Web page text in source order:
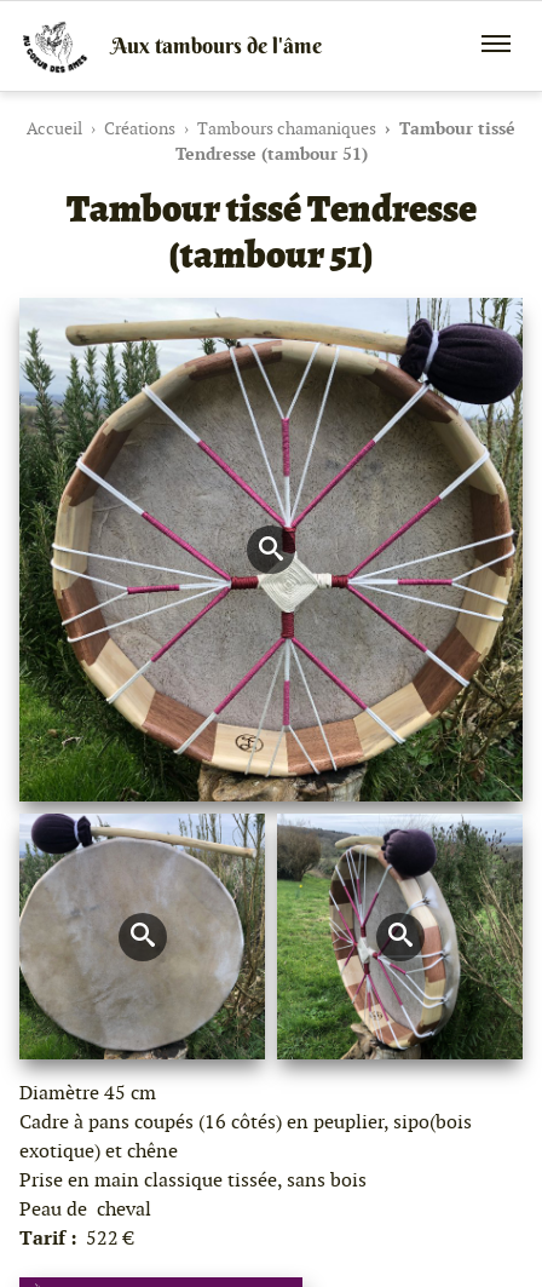
Aux tambours de l'âme
de
chamaniques,
peaux
et
peintures
canalisées,
soins
énergétiques,
stages
Accueil Créations Tambours chamaniques
Tambour tissé
Tendresse (tambour 51)
Tambour tissé Tendresse
(tambour 51)
Diamètre 45 cm
Cadre à pans coupés (16 côtés) en peuplier, sipo(bois
exotique) et chêne
Prise en main classique tissée, sans bois
Peau de cheval
Tarif : 522 €